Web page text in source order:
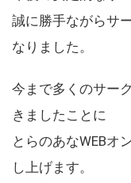
誠に勝手ながらサ
なりました。
今まで多くのサー
きましたことに
とらのあなWEBオ
し上げます。